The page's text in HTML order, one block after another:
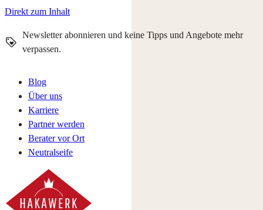
Direkt zum Inhalt
Newsletter abonnieren und keine Tipps und Angebote mehr
verpassen.
Blog
Über uns
Karriere
Partner werden
Berater vor Ort
Neutralseife